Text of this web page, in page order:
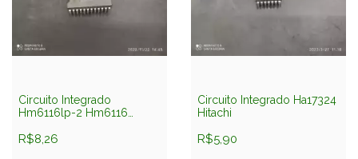
Circuito Integrado
Hm6116lp-2 Hm6116
R$8,26
Circuito Integrado Ha17324
Hitachi
R$5,90